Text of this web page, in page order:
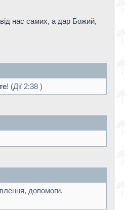
нас самих, а дар Божий,
! (Дії 2:38 )
допомоги,